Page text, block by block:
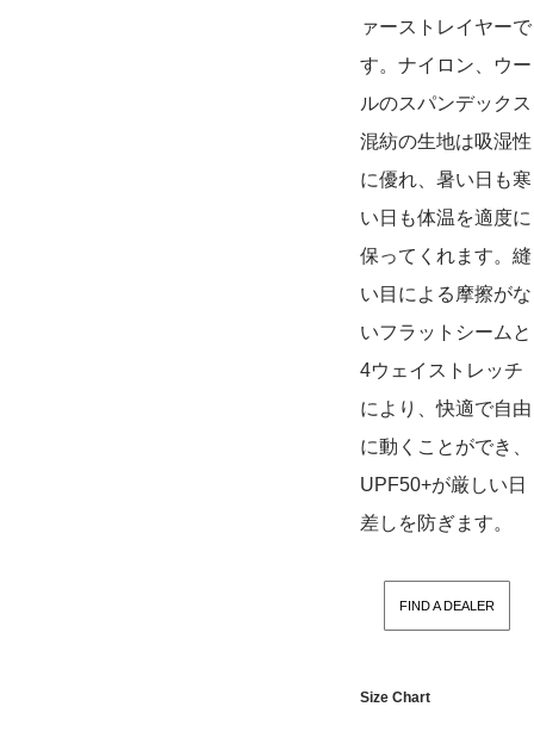
ァーストレイヤーで
す。ナイロン、ウー
ルのスパンデックス
混紡の生地は吸湿性
に優れ、暑い日も寒
い日も体温を適度に
保ってくれます。縫
い目による摩擦がな
いフラットシームと
4ウェイストレッチ
により、快適で自由
に動くことができ、
UPF50+が厳しい日
差しを防ぎます。
FIND A DEALER
Size Chart